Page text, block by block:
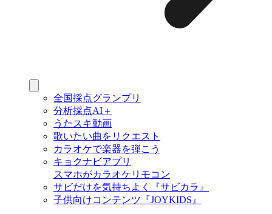
全国採点グランプリ
分析採点AI＋
うたスキ動画
歌いたい曲をリクエスト
カラオケで楽器を弾こう
キョクナビアプリ
スマホがカラオケリモコン
サビだけを気持ちよく『サビカラ』
子供向けコンテンツ『JOYKIDS』